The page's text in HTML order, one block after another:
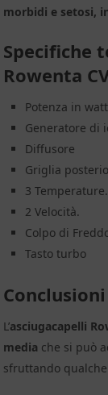
morbidi e setosi,
Specifiche
Rowenta
Potenza in
Generatore di
Diffusore
Griglia
3 Temperature.
2 Velocità.
Colpo di
Tasto turbo
Conclusioni
L’asciugacapelli
media che si può
sfruttando